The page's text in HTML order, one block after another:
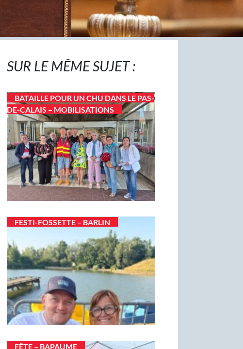
SUR LE MÊME SUJET :
BATAILLE POUR UN CHU DANS LE PAS-
DE-CALAIS – MOBILISATIONS
FESTI-FOSSETTE – BARLIN
FÊTE – BAPAUME